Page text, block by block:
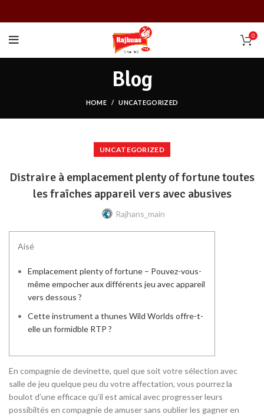
0
Blog
HOME UNCATEGORIZED
UNCATEGORIZED
Distraire à emplacement plenty of fortune toutes
les fraîches appareil vers avec abusives
Rajhans_main
Aisé
Emplacement plenty of fortune – Pouvez-vous-
même empocher aux différents jeu avec appareil
vers dessous ?
Cette instrument a thunes Wild Worlds offre-t-
elle un formidble RTP ?
En compagnie de devinette, quel que soit votre sélection avec
salle de jeu quelque peu du votre affectation, vous pourrez la
boulot d’une efficace qu’il est amical avec progresser leurs
possibiltés en compagnie de amuser sans oublier les gagner en